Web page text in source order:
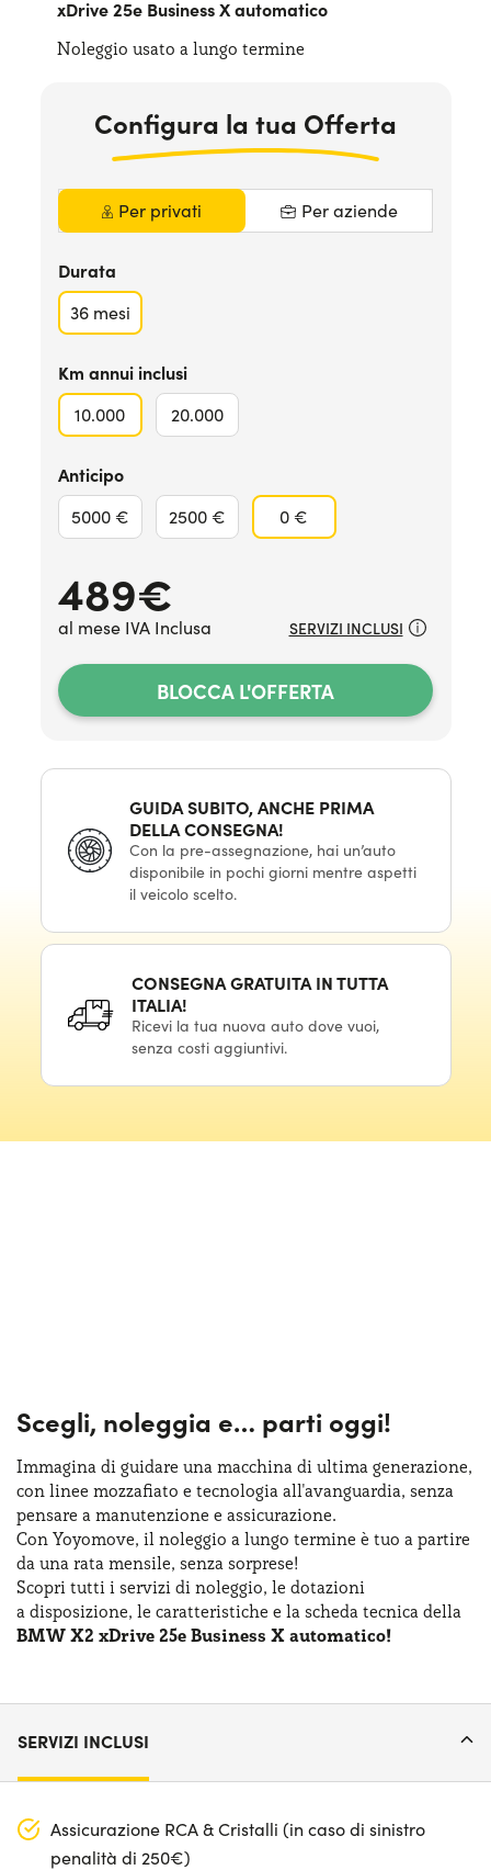
Serve assistenza?
xDrive 25e Business X automatico
Noleggio usato a lungo termine
Configura la tua Offerta
Per privati Per aziende
Durata
36 mesi
Km annui inclusi
10.000 20.000
Anticipo
5000 € 2500 € 0 €
489€
al mese IVA Inclusa
BLOCCA L'OFFERTA
SERVIZI INCLUSI
GUIDA SUBITO, ANCHE PRIMA
DELLA CONSEGNA!
Con la pre-assegnazione, hai un’auto
disponibile in pochi giorni mentre aspetti
il veicolo scelto.
CONSEGNA GRATUITA IN TUTTA
ITALIA!
Ricevi la tua nuova auto dove vuoi,
senza costi aggiuntivi.
Scegli, noleggia e… parti oggi!
Immagina di guidare una macchina di ultima generazione,
con linee mozzafiato e tecnologia all'avanguardia, senza
pensare a manutenzione e assicurazione.
Con Yoyomove, il noleggio a lungo termine è tuo a partire
da una rata mensile, senza sorprese!
Scopri tutti i servizi di noleggio, le dotazioni
a disposizione, le caratteristiche e la scheda tecnica della
BMW X2 xDrive 25e Business X automatico!
SERVIZI INCLUSI
Assicurazione RCA & Cristalli (in caso di sinistro
penalità di 250€)